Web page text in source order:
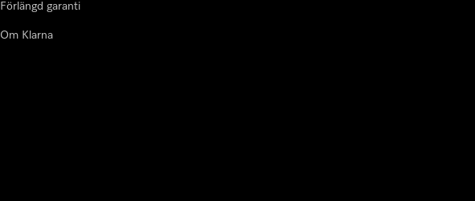
Förlängd garanti
Om Klarna